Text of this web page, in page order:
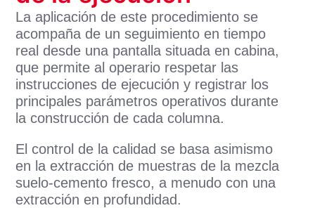
La aplicación de este procedimiento se
acompaña de un seguimiento en tiempo
real desde una pantalla situada en cabina,
que permite al operario respetar las
instrucciones de ejecución y registrar los
principales parámetros operativos durante
la construcción de cada columna.
El control de la calidad se basa asimismo
en la extracción de muestras de la mezcla
suelo-cemento fresco, a menudo con una
extracción en profundidad.